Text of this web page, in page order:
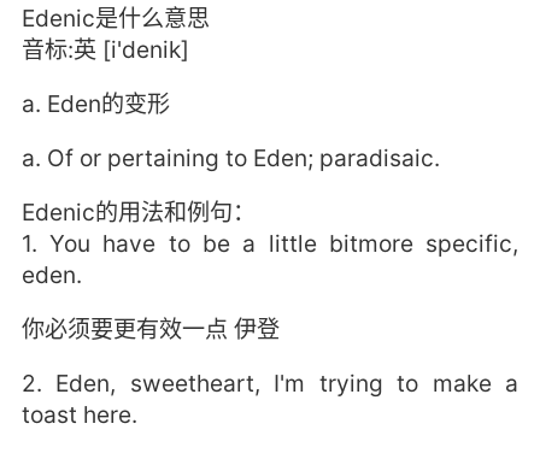
Edenic是什么意思
音标:英 [i'denik]
a. Eden的变形
a. Of or pertaining to Eden; paradisaic.
Edenic的用法和例句：
1. You have to be a little bitmore specific,
eden.
你必须要更有效一点 伊登
2. Eden, sweetheart, I'm trying to make a
toast here.